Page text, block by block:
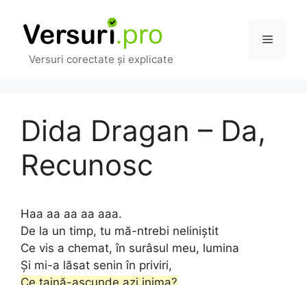
conținut
Versuri corectate și explicate
Meniu
Dida Dragan – Da,
Recunosc
Haa aa aa aa aaa.
De la un timp, tu mă-ntrebi neliniștit
Ce vis a chemat, în surâsul meu, lumina
Și mi-a lăsat senin în priviri,
Ce taină-ascunde azi inima?